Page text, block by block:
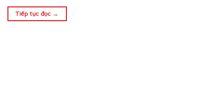
Tiếp tục đọc →